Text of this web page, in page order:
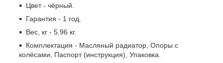
Цвет - чёрный.
Гарантия - 1 год.
Вес, кг - 5.96 кг.
Комплектация - Масляный радиатор, Опоры с
колёсами, Паспорт (инструкция), Упаковка.